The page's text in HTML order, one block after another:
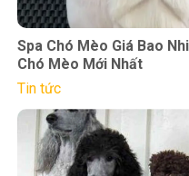
Spa Chó Mèo Giá Bao
Chó Mèo Mới Nhất
Tin tức